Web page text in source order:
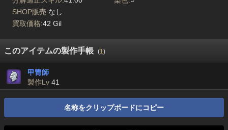
SHOP販売:なし
買取価格:42 Gil
このアイテムの製作手帳 (1)
甲冑師
製作Lv 41
名称をクリップボードにコピー